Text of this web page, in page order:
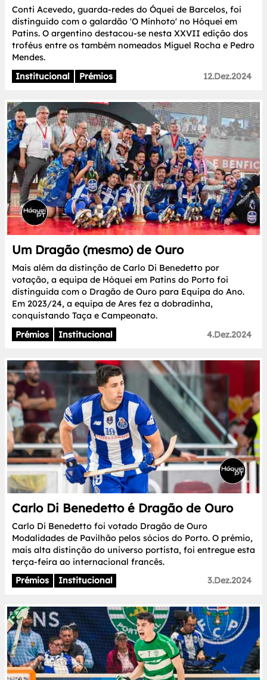
Conti Acevedo, guarda-redes do Óquei de Barcelos, foi
distinguido com o galardão 'O Minhoto' no Hóquei em
Patins. O argentino destacou-se nesta XXVII edição dos
troféus entre os também nomeados Miguel Rocha e Pedro
Mendes.
Institucional
Prémios 12.Dez.2024
Um Dragão (mesmo) de Ouro
Mais além da distinção de Carlo Di Benedetto por
votação, a equipa de Hóquei em Patins do Porto foi
distinguida com o Dragão de Ouro para Equipa do Ano.
Em 2023/24, a equipa de Ares fez a dobradinha,
conquistando Taça e Campeonato.
Prémios
Institucional 4.Dez.2024
Carlo Di Benedetto é Dragão de Ouro
Carlo Di Benedetto foi votado Dragão de Ouro
Modalidades de Pavilhão pelos sócios do Porto. O prémio,
mais alta distinção do universo portista, foi entregue esta
terça-feira ao internacional francês.
Prémios
Institucional 3.Dez.2024